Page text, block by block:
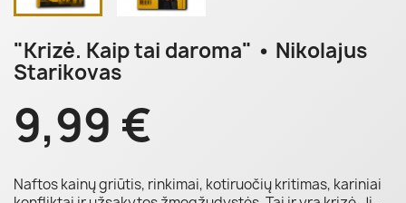
"Krizė. Kaip tai daroma" • Nikolajus
Starikovas
9,99 €
Naftos kainų griūtis, rinkimai, kotiruočių kritimas, kariniai